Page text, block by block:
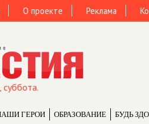
О проекте Реклама
суббота.
ГЕРОИ ОБРАЗОВАНИЕ БУДЬ